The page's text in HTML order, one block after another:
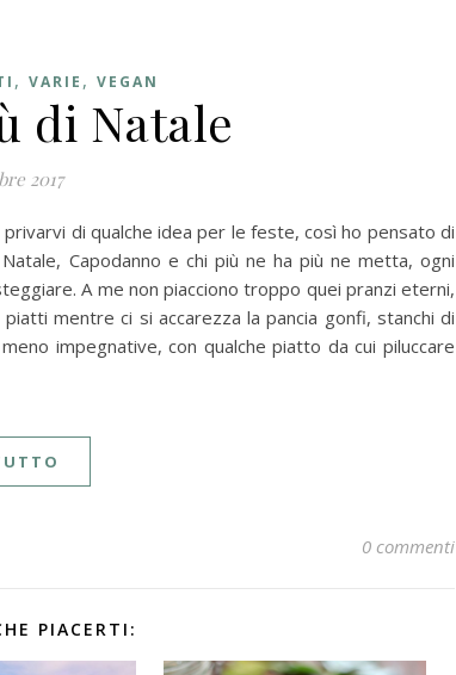
, VARIE , VEGAN
di Natale
2017
di qualche idea per le feste, così ho pensato di
Capodanno e chi più ne ha più ne metta, ogni
A me non piacciono troppo quei pranzi eterni,
mentre ci si accarezza la pancia gonfi, stanchi di
impegnative, con qualche piatto da cui piluccare
0 commenti
PIACERTI: